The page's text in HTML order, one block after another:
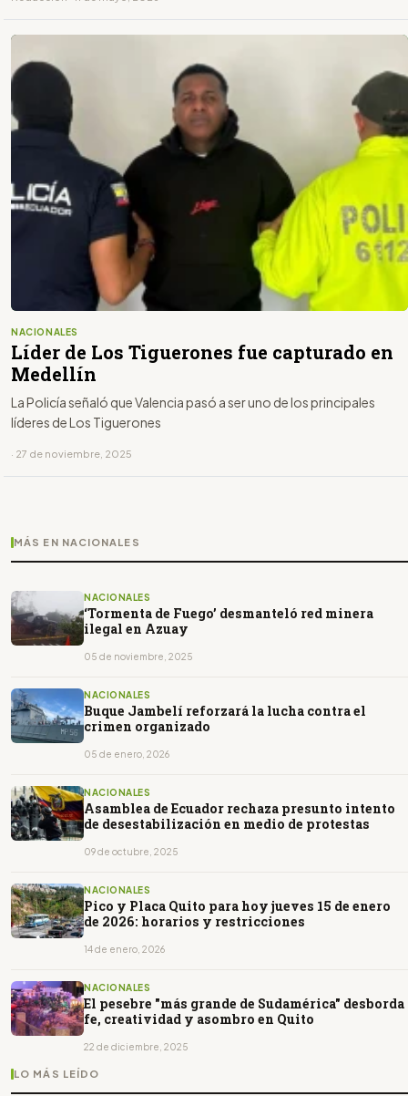
NACIONALES
Líder de Los Tiguerones fue capturado en
Medellín
La Policía señaló que Valencia pasó a ser uno de los principales
líderes de Los Tiguerones
· 27 de noviembre, 2025
MÁS EN NACIONALES
NACIONALES
‘Tormenta de Fuego’ desmanteló red minera
ilegal en Azuay
05 de noviembre, 2025
NACIONALES
Buque Jambelí reforzará la lucha contra el
crimen organizado
05 de enero, 2026
NACIONALES
Asamblea de Ecuador rechaza presunto intento
de desestabilización en medio de protestas
09 de octubre, 2025
NACIONALES
Pico y Placa Quito para hoy jueves 15 de enero
de 2026: horarios y restricciones
14 de enero, 2026
NACIONALES
El pesebre "más grande de Sudamérica" desborda
fe, creatividad y asombro en Quito
22 de diciembre, 2025
LO MÁS LEÍDO